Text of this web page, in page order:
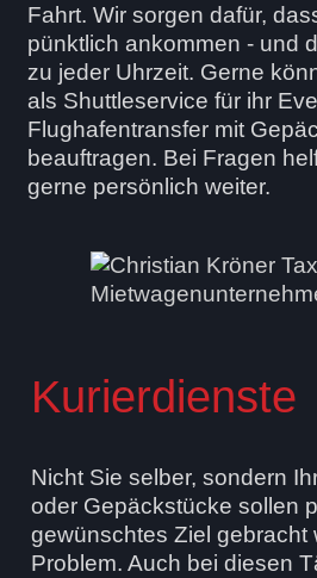
Fahrt. Wir sorgen dafür,
pünktlich ankommen - und
zu jeder Uhrzeit. Gerne
als Shuttleservice für ihr
Flughafentransfer mit
beauftragen. Bei Fragen
gerne persönlich weiter.
Kurierdienste
Nicht Sie selber, sondern
oder Gepäckstücke sollen
gewünschtes Ziel gebracht
Problem. Auch bei diesen